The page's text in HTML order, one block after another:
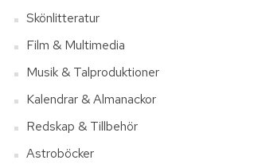
Skönlitteratur
Film & Multimedia
Musik & Talproduktioner
Kalendrar & Almanackor
Redskap & Tillbehör
Astroböcker